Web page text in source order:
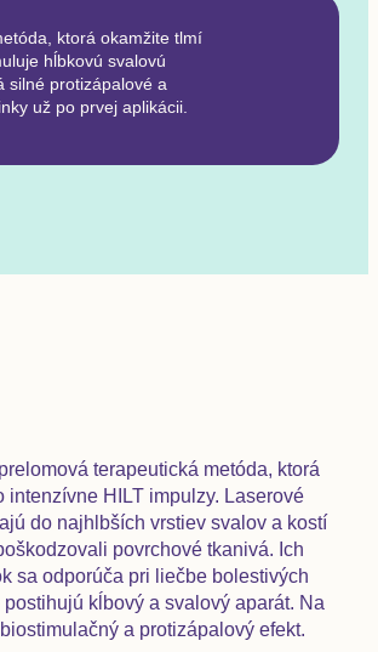
ktorá okamžite tlmí
hĺbkovú svalovú
silné protizápalové a
už po prvej aplikácii.
terapeutická metóda, ktorá
intenzívne HILT impulzy. Laserové
do najhlbších vrstiev svalov a kostí
povrchové tkanivá. Ich
sa odporúča pri liečbe bolestivých
kĺbový a svalový aparát. Na
a protizápalový efekt.